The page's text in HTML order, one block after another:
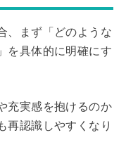
、まず「どのような
を具体的に明確にす
充実感を抱けるのか
再認識しやすくなり